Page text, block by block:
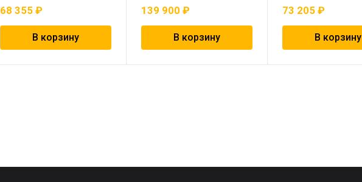
68 355₽
В корзину
139 900₽
В корзину
73 205₽
В корзину